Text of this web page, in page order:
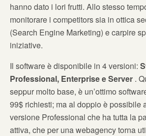
hanno dato i lori frutti. Allo stesso
monitorare i competitors sia in ottica
(Search Engine Marketing) e carpire
iniziative.
Il software è disponibile in 4 versioni:
Professional, Enterprise e Server .
seppur molto base, è un’ottimo
99$ richiesti; ma al doppio è possibile
versione Professional che ha tutta la
attiva, che per una webagency torna